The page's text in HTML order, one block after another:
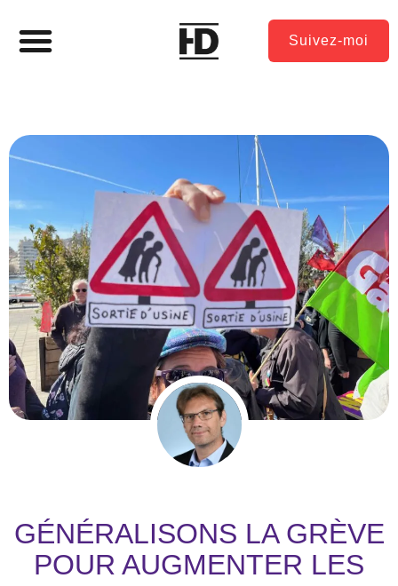
Suivez-moi
GÉNÉRALISONS LA GRÈVE
POUR AUGMENTER LES